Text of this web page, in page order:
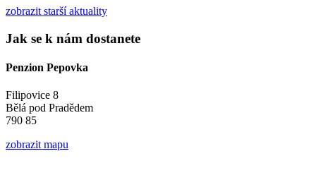
zobrazit starší aktuality
Jak se k nám dostanete
Penzion Pepovka
Filipovice 8
Bělá pod Pradědem
790 85
zobrazit mapu